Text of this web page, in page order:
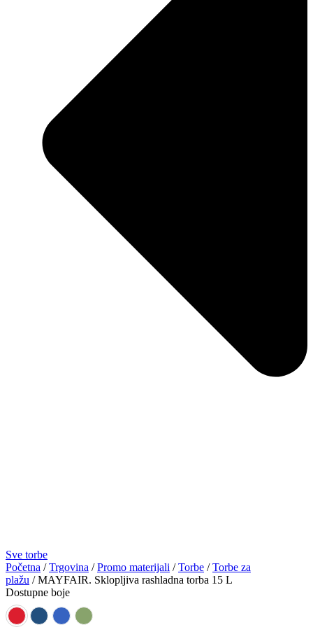
Sve torbe
Početna /Trgovina /Promo materijali /Torbe /Torbe za
plažu / MAYFAIR. Sklopljiva rashladna torba 15 L
Dostupne boje